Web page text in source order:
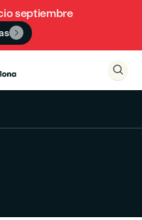
septiembre

